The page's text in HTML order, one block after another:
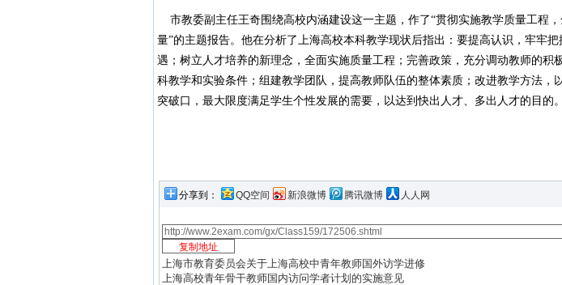
市教委副主任王奇围绕高校内涵建设这一主题，作了“贯彻实施教学质量工程
量”的主题报告。他在分析了上海高校本科教学现状后指出：要提高认识，牢牢
遇；树立人才培养的新理念，全面实施质量工程；完善政策，充分调动教师的积
科教学和实验条件；组建教学团队，提高教师队伍的整体素质；改进教学方法，
突破口，最大限度满足学生个性发展的需要，以达到快出人才、多出人才的目的。
分享到： QQ空间 新浪微博 腾讯微博 人人网
上海市教育委员会关于上海高校中青年教师国外访学进修
上海高校青年骨干教师国内访问学者计划的实施意见